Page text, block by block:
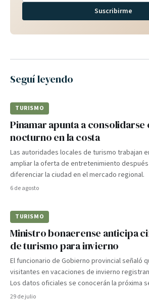
Suscribirme
Seguí leyendo
TURISMO
Pinamar apunta a
nocturno en la costa
Las autoridades locales de turismo trabajan
ampliar la oferta de entretenimiento
diferenciar la ciudad en el mercado regional.
6 de agosto
TURISMO
Ministro bonaerense anticipa
de turismo para invierno
El funcionario de Gobierno provincial señaló
visitantes en vacaciones de invierno
Los datos oficiales se conocerán la próxima
29 de julio